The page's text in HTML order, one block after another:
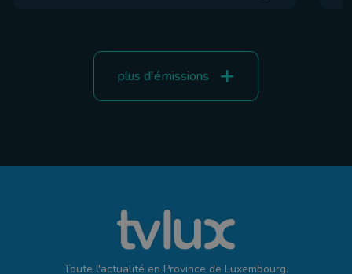
plus d'émissions
Toute l'actualité en Province de Luxembourg.